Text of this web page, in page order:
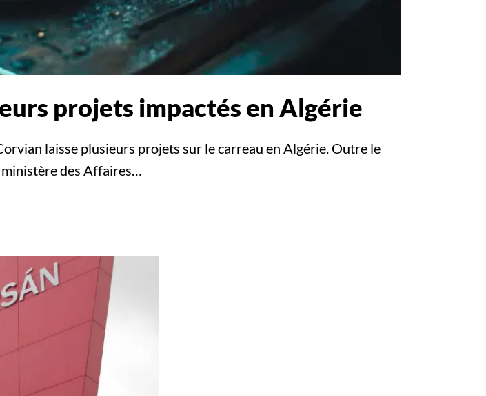
projets impactés en Algérie
laisse plusieurs projets sur le carreau en Algérie. Outre le
ministère des Affaires…